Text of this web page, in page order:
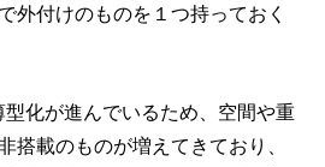
外付けのものを１つ持っておく
化が進んでいるため、空間や重
搭載のものが増えてきており、